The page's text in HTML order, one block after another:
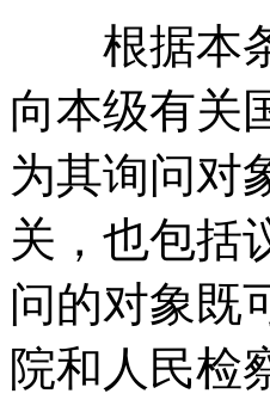
根据本
向本级有关
为其询问对
关 ， 也包括
问的对象既
院和人民检